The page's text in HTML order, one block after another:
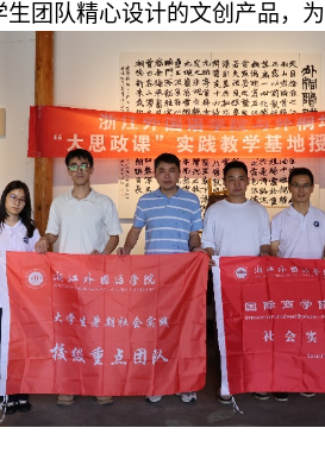
团队精心设计的文创产品，为